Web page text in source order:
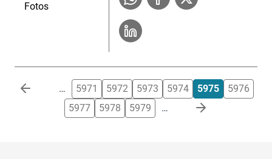
Fotos
Paginación … 5971 5972 5973 5974 5975
5976
5977
5978 5979 …